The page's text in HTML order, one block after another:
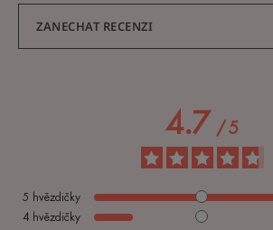
ZANECHAT RECENZI
4.7 / 5
5 hvězdičky
4 hvězdičky